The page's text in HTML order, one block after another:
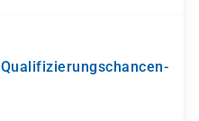
Qualifizierungs­chancen­